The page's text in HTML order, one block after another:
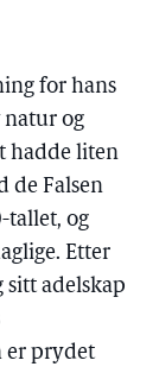
for hans
natur og
hadde liten
de Falsen
tallet, og
Etter
sitt adelskap
er prydet